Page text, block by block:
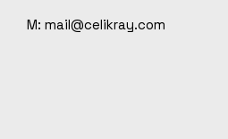
M: mail@celikray.com